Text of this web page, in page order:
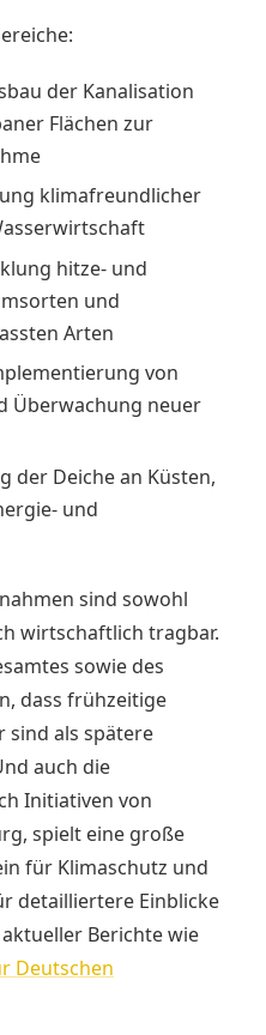
der Kanalisation
Flächen zur
klimafreundlicher
hitze- und
und
Arten
von
Überwachung neuer
der Deiche an Küsten,
und
sind sowohl
wirtschaftlich tragbar.
sowie des
dass frühzeitige
als spätere
auch die
Initiativen von
spielt eine große
für Klimaschutz und
detailliertere Einblicke
Berichte wie
Deutschen